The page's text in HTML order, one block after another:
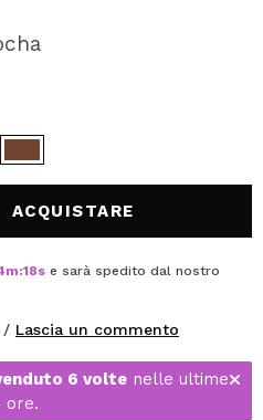
potrai fare i tuoi
lo stato dei tuoi ordini e
ACCOUNT
ACQUISTARE
m:18s e sarà spedito dal nostro
/ Lascia un commento
6 voltenelle ultime
ore.